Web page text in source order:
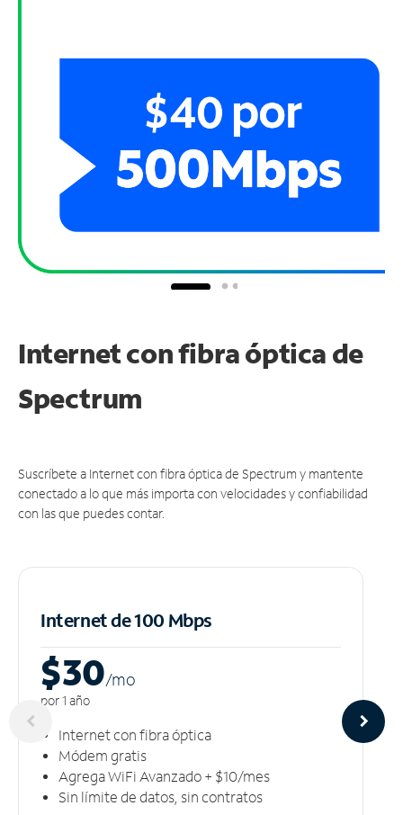
Internet con fibra óptica de
Spectrum
Suscríbete a Internet con fibra óptica de Spectrum y mantente
conectado a lo que más importa con velocidades y confiabilidad
con las que puedes contar.
Internet de 100 Mbps
$30/mo
por 1 año
Internet con fibra óptica
Módem gratis
Agrega WiFi Avanzado + $10/mes
Sin límite de datos, sin contratos